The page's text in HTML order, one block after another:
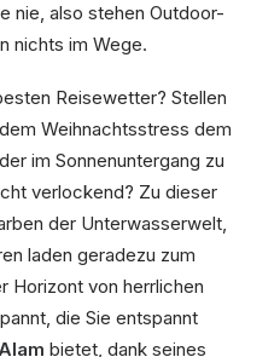
nie, also stehen Outdoor-
nichts im Wege.
Reisewetter? Stellen
Weihnachtsstress dem
im Sonnenuntergang zu
verlockend? Zu dieser
der Unterwasserwelt,
laden geradezu zum
Horizont von herrlichen
die Sie entspannt
bietet, dank seines